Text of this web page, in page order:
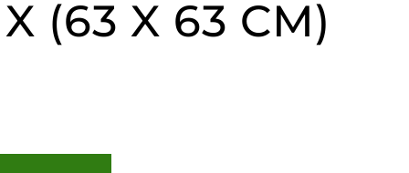
(63 X 63 CM)